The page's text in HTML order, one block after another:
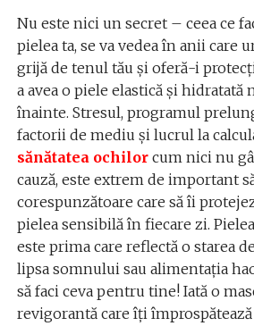
Nu este nici un secret – ceea ce
pielea ta, se va vedea în anii care
grijă de tenul tău și oferă-i
a avea o piele elastică și
înainte. Stresul, programul
factorii de mediu și lucrul la
sănătatea ochilor cum nici nu
cauză, este extrem de important
corespunzătoare care să îi
pielea sensibilă în fiecare zi.
este prima care reflectă o starea
lipsa somnului sau alimentația
să faci ceva pentru tine! Iată o
revigorantă care îți